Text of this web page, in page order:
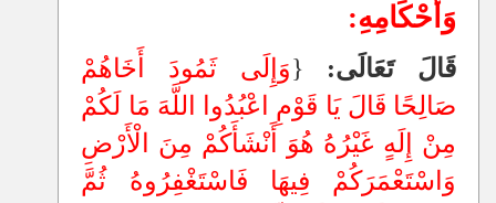
وَأَحْكَامِهِ:
قَالَ تَعَالَى: {وَإِلَى ثَمُودَ أَخَاهُمْ
صَالِحًا قَالَ يَا قَوْمِ اعْبُدُوا اللَّهَ مَا لَكُمْ
مِنْ إِلَهٍ غَيْرُهُ هُوَ أَنْشَأَكُمْ مِنَ الْأَرْضِ
وَاسْتَعْمَرَكُمْ فِيهَا فَاسْتَغْفِرُوهُ ثُمَّ